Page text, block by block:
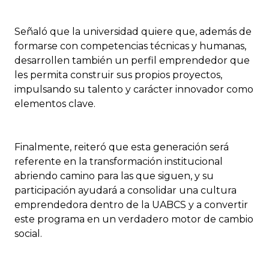
Señaló que la universidad quiere que, además de
formarse con competencias técnicas y humanas,
desarrollen también un perfil emprendedor que
les permita construir sus propios proyectos,
impulsando su talento y carácter innovador como
elementos clave.
Finalmente, reiteró que esta generación será
referente en la transformación institucional
abriendo camino para las que siguen, y su
participación ayudará a consolidar una cultura
emprendedora dentro de la UABCS y a convertir
este programa en un verdadero motor de cambio
social.